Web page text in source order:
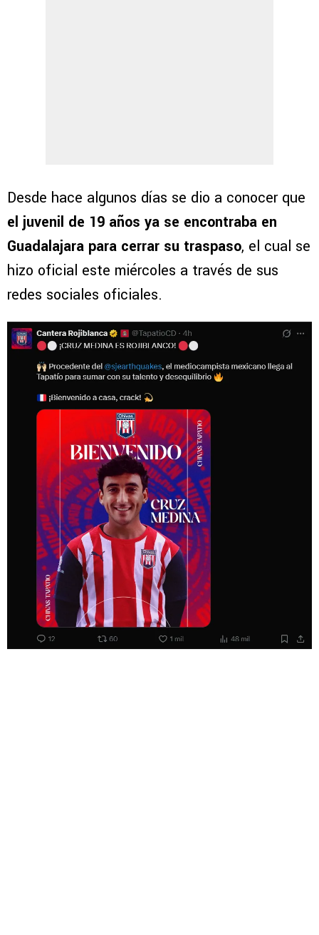
Desde hace algunos días se dio a conocer que
el juvenil de 19 años ya se encontraba en
Guadalajara para cerrar su traspaso, el cual se
hizo oficial este miércoles a través de sus
redes sociales oficiales.